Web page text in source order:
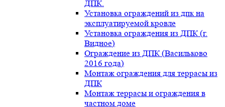
ДПК.
Установка ограждений из дпк на
эксплуатируемой кровле
Установка ограждения из ДПК (г.
Видное)
Ограждение из ДПК (Васильково
2016 года)
Монтаж ограждения для террасы из
ДПК
Монтаж террасы и ограждения в
частном доме